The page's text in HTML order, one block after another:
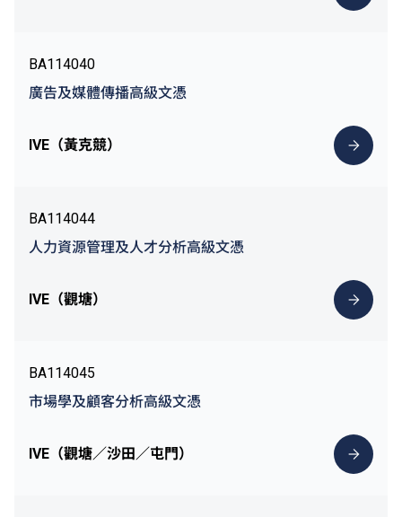
BA114040
廣告及媒體傳播高級文憑
IVE（黃克競）
BA114044
人力資源管理及人才分析高級文憑
IVE（觀塘）
BA114045
市場學及顧客分析高級文憑
IVE（觀塘／沙田／屯門）